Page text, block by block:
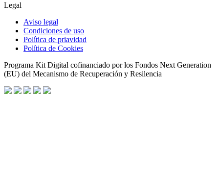
Legal
Aviso legal
Condiciones de uso
Política de priavidad
Política de Cookies
Programa Kit Digital cofinanciado por los Fondos Next Generation
(EU) del Mecanismo de Recuperación y Resilencia